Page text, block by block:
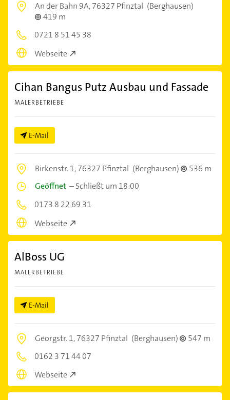
An der Bahn 9A,76327 Pfinztal (Berghausen)
419 m
0721 8 51 45 38
Webseite
Cihan Bangus Putz Ausbau und Fassade
MALERBETRIEBE
E-Mail
Birkenstr. 1,76327 Pfinztal (Berghausen)
536 m
Geöffnet –Schließt um 18:00
0173 8 22 69 31
Webseite
AlBoss UG
MALERBETRIEBE
E-Mail
Georgstr. 1,76327 Pfinztal (Berghausen)
547 m
0162 3 71 44 07
Webseite